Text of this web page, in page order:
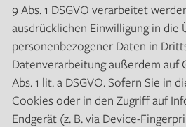
9 Abs. 1 DSGVO verarbeitet
ausdrücklichen Einwilligung in die
personenbezogener Daten in
Datenverarbeitung außerdem auf
Abs. 1 lit. a DSGVO. Sofern Sie in
Cookies oder in den Zugriff auf
Endgerät (z. B. via Device-